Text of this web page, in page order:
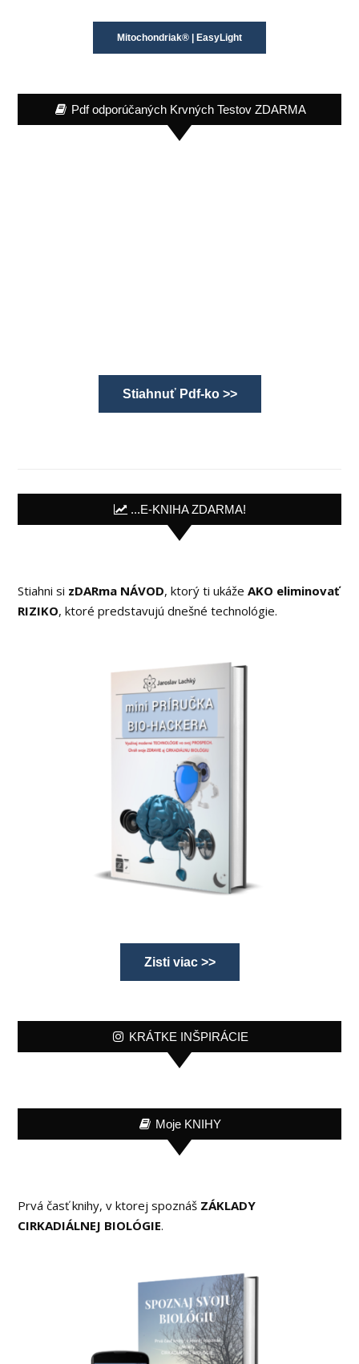
Mitochondriak® | EasyLight
Pdf odporúčaných Krvných Testov ZDARMA
Stiahnuť Pdf-ko >>
...E-KNIHA ZDARMA!
Stiahni si zDARma NÁVOD, ktorý ti ukážeAKO eliminovať
RIZIKO, ktoré predstavujú dnešné technológie.
Zisti viac >>
KRÁTKE INŠPIRÁCIE
Moje KNIHY
Prvá časť knihy, v ktorej spoznáš ZÁKLADY
CIRKADIÁLNEJ BIOLÓGIE.